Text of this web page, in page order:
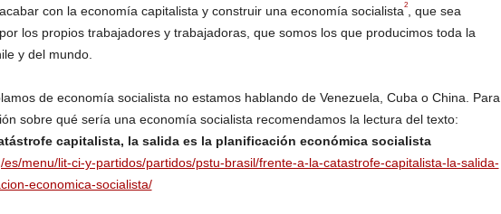
con la economía capitalista y construir una economía socialista2, que sea
los propios trabajadores y trabajadoras, que somos los que producimos toda la
y del mundo.
de economía socialista no estamos hablando de Venezuela, Cuba o China. Para
sobre qué sería una economía socialista recomendamos la lectura del texto:
capitalista, la salida es la planificación económica socialista
es/menu/lit-ci-y-partidos/partidos/pstu-brasil/frente-a-la-catastrofe-capitalista-la-salida-
economica-socialista/